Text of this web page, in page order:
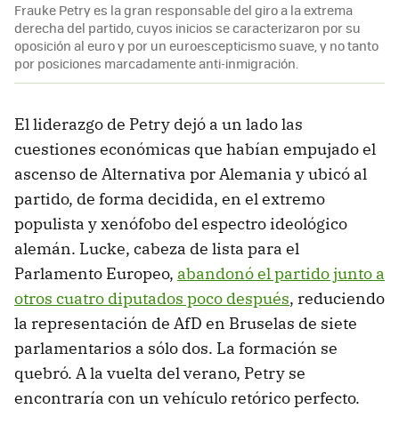
Frauke Petry es la gran responsable del giro a la extrema
derecha del partido, cuyos inicios se caracterizaron por su
oposición al euro y por un euroescepticismo suave, y no tanto
por posiciones marcadamente anti-inmigración.
El liderazgo de Petry dejó a un lado las
cuestiones económicas que habían empujado el
ascenso de Alternativa por Alemania y ubicó al
partido, de forma decidida, en el extremo
populista y xenófobo del espectro ideológico
alemán. Lucke, cabeza de lista para el
Parlamento Europeo, abandonó el partido junto a
otros cuatro diputados poco después, reduciendo
la representación de AfD en Bruselas de siete
parlamentarios a sólo dos. La formación se
quebró. A la vuelta del verano, Petry se
encontraría con un vehículo retórico perfecto.